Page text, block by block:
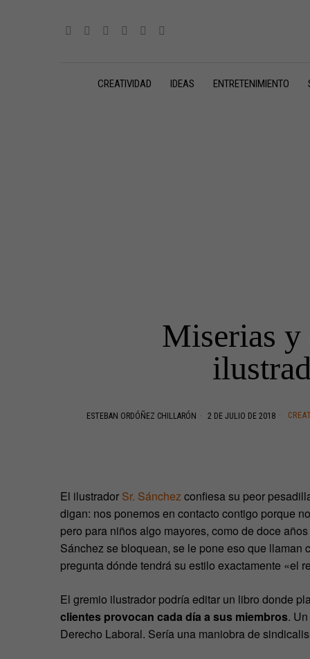
CREATIVIDAD IDEAS ENTRETENIMIENTO
Miserias y
ESTEBAN ORDÓÑEZ CHILLARÓN 2 DE JULIO DE 2018
El ilustrador Sr. Sánchezconfiesa su peor
digan: nos ponemos en contacto contigo porque
pero para niños algo mayores, como de doce
Sánchez se bloquean, se le pone eso que llaman
pregunta dónde tendrá su estilo exactamente «el
El gremio ilustrador podría editar un libro donde
clientes provocan cada día a sus miembros.
Derecho Laboral. Sería una maniobra de